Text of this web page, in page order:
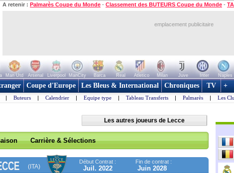
A retenir : Palmarès Coupe du Monde - Classement des BUTEURS Coupe du Monde -
emplacement publicitaire
Man Utd Arsenal Liverpool ManCity Barca Real Atletico Milan Juve Inter Naples
Coupe d'Europe Les Bleus & International Chroniques TV +
| Buteurs | Calendrier | Equipe type | Tableau Transferts | Palmarès | Les
Les autres joueurs de Lecce
Carrière & Sélections
(ITA)
Début Contrat :
Juil. 2022
Fin de contrat :
Juin 2028